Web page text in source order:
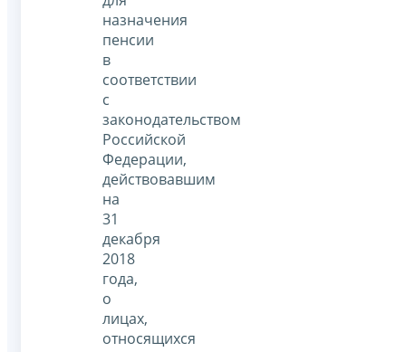
назначения
пенсии
в
соответствии
с
законодательством
Российской
Федерации,
действовавшим
на
31
декабря
2018
года,
о
лицах,
относящихся